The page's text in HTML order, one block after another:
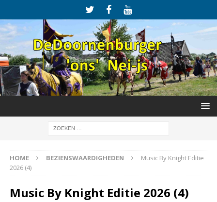
HOME BEZIENSWAARDIGHEDEN
Music By Knight Editie
2026 (4)
Music By Knight Editie 2026 (4)